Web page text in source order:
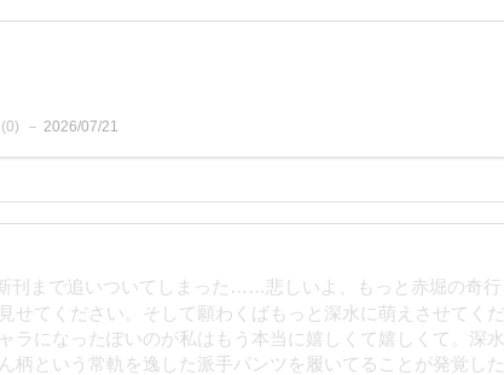
0) 2026/07/21
刊まで追いついてしまった……悲しいよ、もっと赤堀の奇行
せてください。そして願わくばもっと深水に萌えさせてくだ
ラになったぽいのが私はもう本当に嬉しくて嬉しくて。深水
柄という常軌を逸した派手パンツを履いてることが発覚した